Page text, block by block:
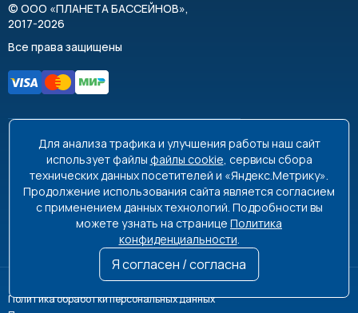
© ООО «ПЛАНЕТА БАССЕЙНОВ»,
2017-2026
Все права защищены
8 495 663-99-48
8 800 350-99-08
info@poolplanet.ru
г. Москва, проспект Мира, д. 61
Пн-Пт 9:00-18:00 Сб-Вс выходной
Политика обработки персональных данных
Для анализа трафика и улучшения работы наш сайт
использует файлы файлы cookie, сервисы сбора
технических данных посетителей и «Яндекс.Метрику».
Продолжение использования сайта является согласием
с применением данных технологий. Подробности вы
можете узнать на странице Политика
конфиденциальности.
Я согласен / согласна